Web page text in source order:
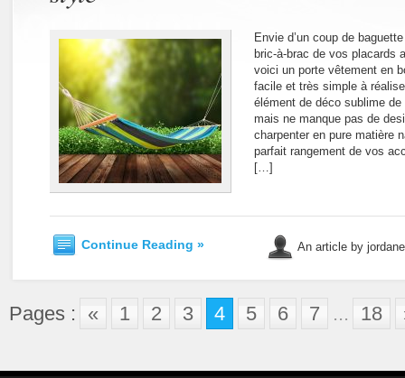
Envie d’un coup de
bric-à-brac de vos placards
voici un porte vêtement en
facile et très simple à
élément de déco sublime
mais ne manque pas de
charpenter en pure matière
parfait rangement de vos
[…]
Continue Reading » An article by
Pages : « 1 2 3 4 5 6 7 ... 18